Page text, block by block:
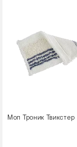
Моп Троник Твикстер
Размер,